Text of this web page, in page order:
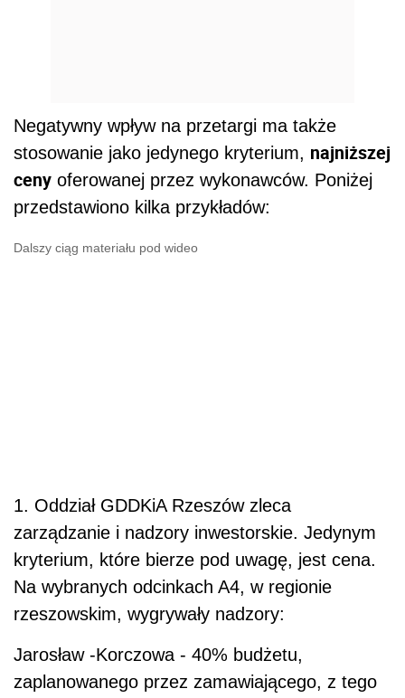
Negatywny wpływ na przetargi ma także
stosowanie jako jedynego kryterium, najniższej
ceny oferowanej przez wykonawców. Poniżej
przedstawiono kilka przykładów:
Dalszy ciąg materiału pod wideo
1. Oddział GDDKiA Rzeszów zleca
zarządzanie i nadzory inwestorskie. Jedynym
kryterium, które bierze pod uwagę, jest cena.
Na wybranych odcinkach A4, w regionie
rzeszowskim, wygrywały nadzory:
Jarosław -Korczowa - 40% budżetu,
zaplanowanego przez zamawiającego, z tego